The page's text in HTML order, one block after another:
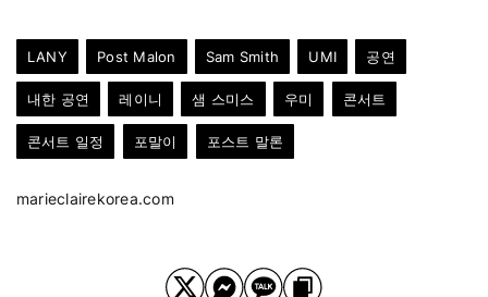
LANY Post Malon Sam Smith UMI 공연
내한 공연 레이니 샘 스미스 우미 콘서트
콘서트 일정 포말이 포스트 말론
marieclairekorea.com